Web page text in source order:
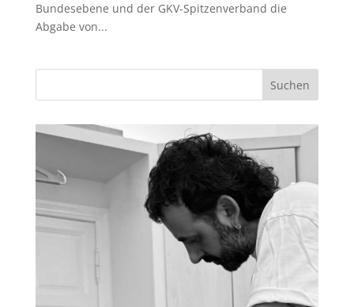
Bundesebene und der GKV-Spitzenverband die
Abgabe von...
Suchen